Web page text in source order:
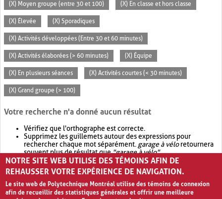
(X) Moyen groupe (entre 30 et 100) (X) En classe et hors classe
(X) Élevée (X) Sporadiques
(X) Activités développées (Entre 30 et 60 minutes)
(X) Activités élaborées (> 60 minutes) (X) Équipe
(X) En plusieurs séances (X) Activités courtes (< 30 minutes)
(X) Grand groupe (> 100)
Votre recherche n'a donné aucun résultat
Vérifiez que l'orthographe est correcte.
Supprimez les guillemets autour des expressions pour
rechercher chaque mot séparément. garage à véloretournera
souvent plus de résultat que"garage à vélo".
Envisagez d'élargir votre recherche avec OR.garage OR vélo
retournera souvent plus de résultat quegarage à vélo
NOTRE SITE WEB UTILISE DES TÉMOINS AFIN DE
REHAUSSER VOTRE EXPÉRIENCE DE NAVIGATION.
Le site web de Polytechnique Montréal utilise des témoins de connexion
afin de recueillir des statistiques générales et offrir une meilleure